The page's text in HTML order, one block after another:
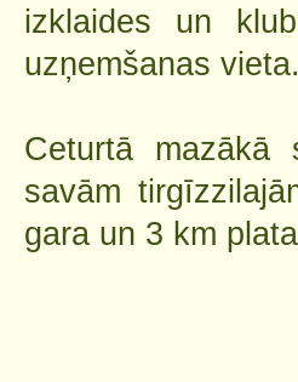
izklaides un
uzņemšanas vieta.
Ceturtā
savām
gara un 3 km